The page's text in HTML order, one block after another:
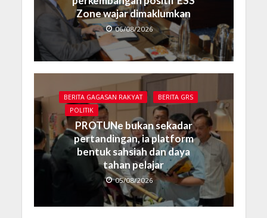
Zone wajar dimaklumkan
06/08/2026
BERITA GAGASAN RAKYAT
BERITA GRS
POLITIK
PROTUNe bukan sekadar
pertandingan, ia platform
bentuk sahsiah dan daya
tahan pelajar
05/08/2026